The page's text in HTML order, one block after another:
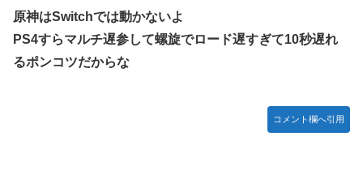
【にじさんじ】委員長、Claude Codeまで手出してるん
か…『もう何でも作れそうやな』
やる夫「催眠アプリを手に入れたんだけど……これ必要だっ
た？」 第29話
原神はSwitchでは動かないよ
PS4すらマルチ遅参して螺旋でロード遅すぎて10秒遅れ
るポンコツだからな
コメント欄へ引用